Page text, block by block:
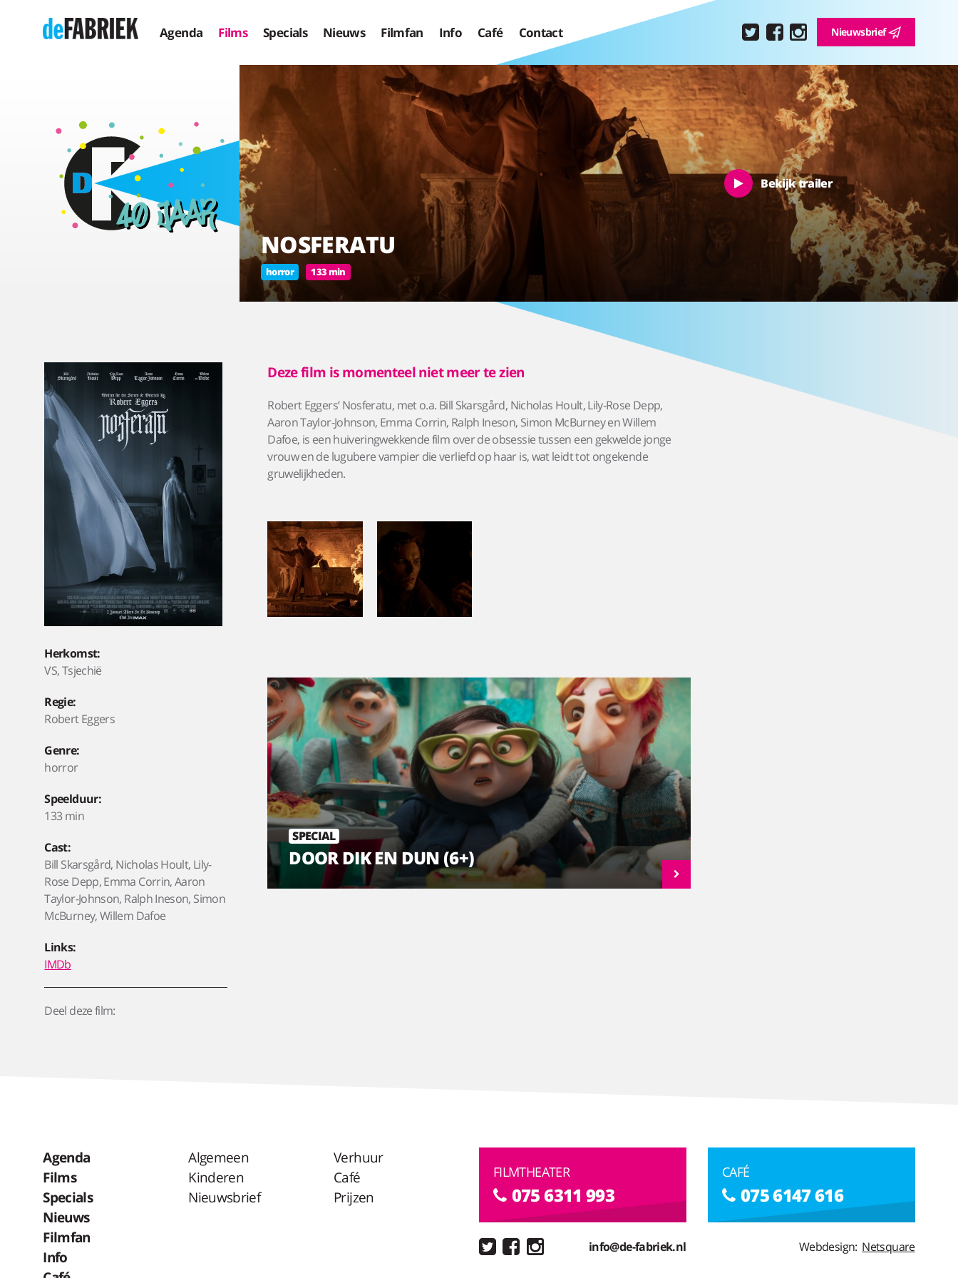
Agenda Films Specials Nieuws Filmfan Info Café Contact Nieuwsbrief
NOSFERATU
horror 133 min
Bekijk trailer
Herkomst:
VS, Tsjechië
Regie:
Robert Eggers
Genre:
horror
Speelduur:
133 min
Cast:
Bill Skarsgård, Nicholas Hoult, Lily-
Rose Depp, Emma Corrin, Aaron
Taylor-Johnson, Ralph Ineson, Simon
McBurney, Willem Dafoe
Links:
IMDb
Deel deze film:
Deze film is momenteel niet meer te zien
Robert Eggers’ Nosferatu, met o.a. Bill Skarsgård, Nicholas Hoult, Lily-Rose Depp,
Aaron Taylor-Johnson, Emma Corrin, Ralph Ineson, Simon McBurney en Willem
Dafoe, is een huiveringwekkende film over de obsessie tussen een gekwelde jonge
vrouw en de lugubere vampier die verliefd op haar is, wat leidt tot ongekende
gruwelijkheden.
SPECIAL
DOOR DIK EN DUN (6+)
Agenda
Films
Specials
Nieuws
Filmfan
Info
Algemeen
Verhuur
Kinderen
Café
Nieuwsbrief
Prijzen
FILMTHEATER
075 6311 993
CAFÉ
075 6147 616
info@de-fabriek.nl Webdesign: Netsquare